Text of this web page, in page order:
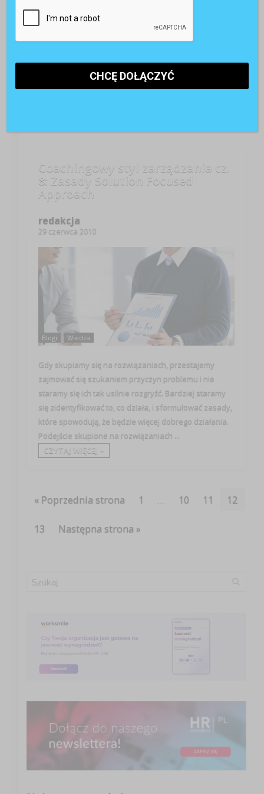
Na zewnątrz prawie 40 stopni, słońce nareszcie
postanowiło, że wylezie na dłużej, endorfiny grają w
praca biurowa. Siedzisz przy biurku i smętnie
spoglądasz przez okno? Wiesz, że mógłbyś/mogłabyś
Coachingowy styl zarządzania cz.
8: Zasady Solution Focused
Approach
redakcja
29 czerwca 2010
Blogi Wiedza
Gdy skupiamy się na rozwiązaniach, przestajemy
zajmować się szukaniem przyczyn problemu i nie
staramy się ich tak usilnie rozgryźć. Bardziej staramy
się zidentyfikować to, co działa, i sformułować zasady,
które spowodują, że będzie więcej dobrego działania.
Podejście skupione na rozwiązaniach ...
CZYTAJ WIĘCEJ +
« Poprzednia strona 1 10 11 12
13 Następna strona »